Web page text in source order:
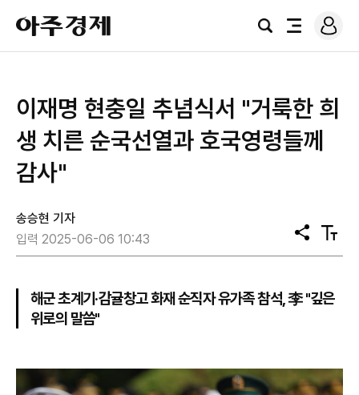
아
주
경
검
전
로
그
이재명 현충일 추념식서 "거룩한 희
생 치른 순국선열과 호국영령들께
감사"
송승현 기자
입력 2025-06-06 10:43
공
유
텍
스
기
해군 초계기·감귤창고 화재 순직자 유가족 참석, 李 "깊은
위로의 말씀"